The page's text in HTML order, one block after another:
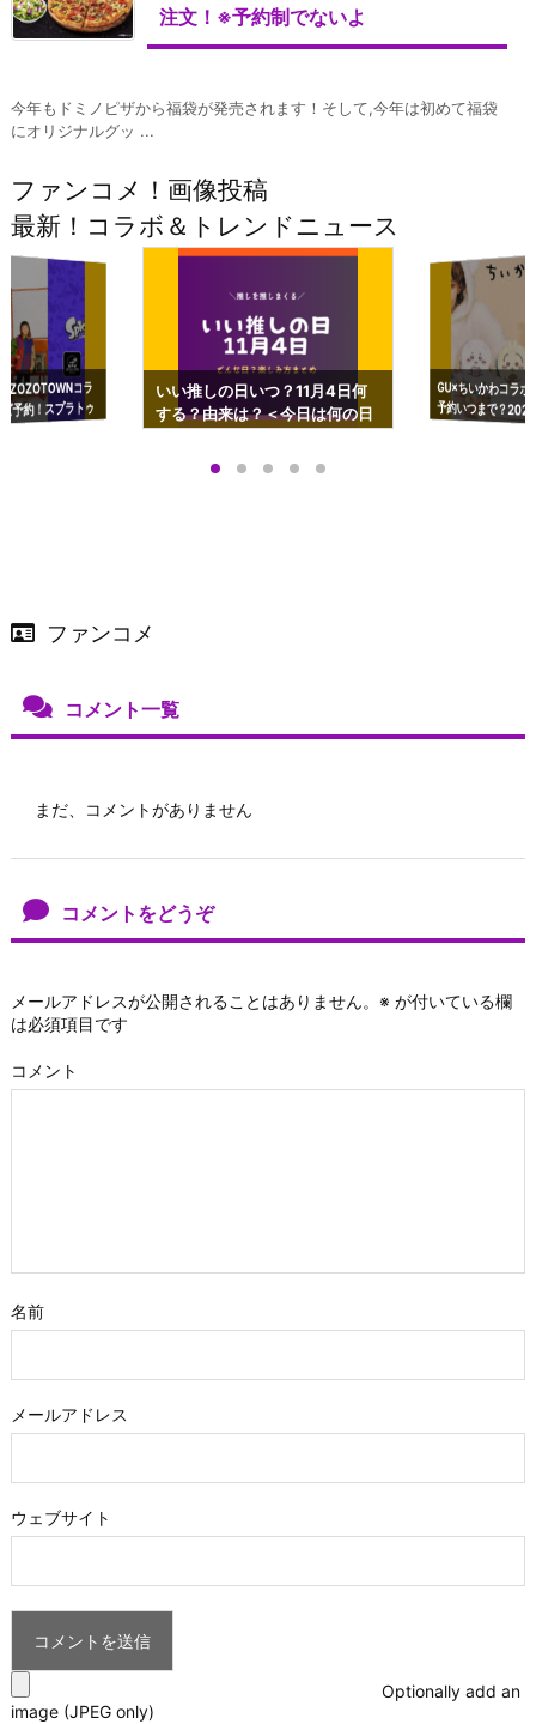
注文！※予約制でないよ
今年もドミノピザから福袋が発売されます！そして,今年は初めて福袋
にオリジナルグッ ...
ファンコメ！画像投稿
最新！コラボ＆トレンドニュース
コラ
予約！スプラトゥ
ップも渋谷Hz
いい推しの日いつ？11月4日何
する？由来は？＜今日は何の日
GU×ちいかわコラ
予約いつまで？
ーチやショルダー
ファンコメ
コメント一覧
まだ、コメントがありません
コメントをどうぞ
メールアドレスが公開されることはありません。 ※ が付いている欄
は必須項目です
コメント
名前
メールアドレス
ウェブサイト
Optionally add an
image (JPEG only)